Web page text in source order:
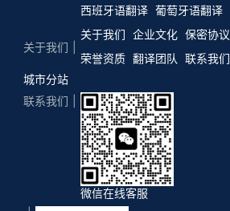
西班牙语翻译 葡萄牙语翻译
关于我们
关于我们 企业文化 保密协议
荣誉资质 翻译团队
联系我们
城市分站
联系我们
微信在线客服